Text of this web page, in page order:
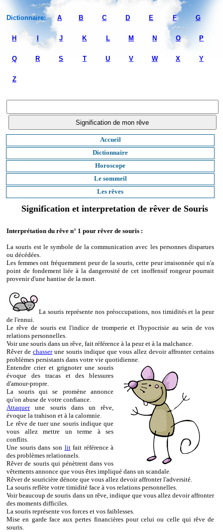
Dictionnaire: A B C D E F G
H J K L M N O P
Q R S T U V W X Y
Z
Accueil
Dictionnaire
Horoscope
Le sommeil
Les rêves
Signification et interpretation de rêver de Souris
Interprétation du rêve n° 1 pour rêver de souris :
La souris est le symbole de la communication avec les personnes disparues
ou décédées.
Les femmes ont fréquemment peur de la souris, cette peur irraisonnée qui n'a
point de fondement liée à la dangerosité de cet inoffensif rongeur pourrait
provenir d'une hantise de la mort.
La souris représente nos préoccupations, nos timidités et la peur
de l'ennui.
Le rêve de souris est l'indice de tromperie et l'hypocrisie au sein de vos
relations personnelles.
Voir une souris dans un rêve, fait référence à la peur et à la malchance.
Rêver dechasserune souris indique que vous allez devoir affronter certains
problèmes persistants dans votre vie quotidienne.
Entendre crier et grignoter une souris
évoque des tracas et des blessures
d'amour-propre.
La souris qui se promène annonce
qu'on abuse de votre confiance.
Attaquerune souris dans un rêve,
évoque la trahison et à la calomnie.
Le rêve de tuer une souris indique que
vous allez mettre un terme à ses
conflits.
Une souris dans son litfait référence à
des problèmes relationnels.
Rêver de souris qui pénètrent dans vos
vêtements annonce que vous êtes impliqué dans un scandale.
Rêver de souricière dénote que vous allez devoir affronter l'adversité.
La souris reflète votre timidité face à vos relations personnelles.
Voir beaucoup de souris dans un rêve, indique que vous allez devoir affronter
des moments difficiles.
La souris représente vos forces et vos faiblesses.
Mise en garde face aux pertes financières pour celui ou celle qui rêve de
souris.